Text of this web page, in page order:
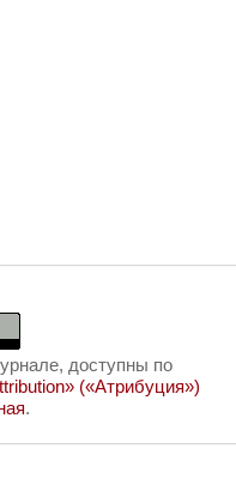
доступны по
(«Атрибуция»)
.